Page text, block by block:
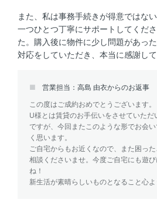
また、私は事務手続きが得意ではな
一つひとつ丁寧にサポートしてくだ
た。購入後に物件に少し問題があっ
対応をしていただき、本当に感謝して
営業担当：高島 由衣からのお返事
この度はご成約おめでとうございます。
U様とは賃貸のお手伝いをさせていた
ですが、今回またこのような形でお会
く思います。
ご自宅からもお近くなので、また困っ
相談くださいませ。今度ご自宅にも遊
ね！
新生活が素晴らしいものとなること心よ